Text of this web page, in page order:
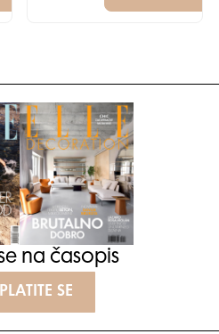
na časopis
SE